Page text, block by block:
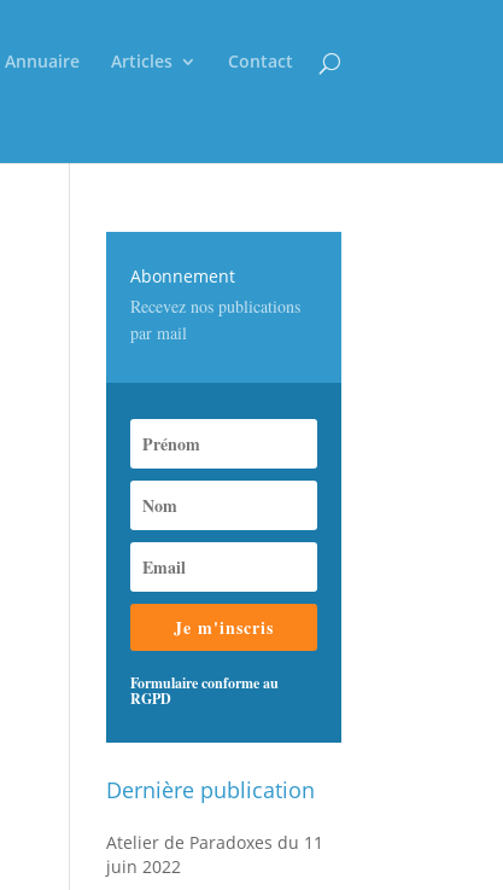
Annuaire Articles Contact
Abonnement
Recevez nos publications
par mail
Je m'inscris
Formulaire conforme au
RGPD
Dernière publication
Atelier de Paradoxes du 11
juin 2022